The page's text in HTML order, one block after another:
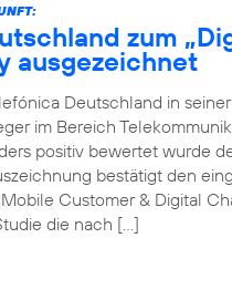
zum
ausgezeichnet
Deutschland in
im Bereich
positiv bewertet wurde
bestätigt den
Customer & Digital
die nach […]